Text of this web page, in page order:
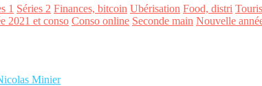
1 Séries 2 Finances, bitcoin Ubérisation Food, distri
2021 et conso Conso online Seconde main Nouvelle
Minier